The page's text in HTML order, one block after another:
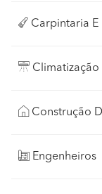
Carpintaria E
Construção
Engenheiros